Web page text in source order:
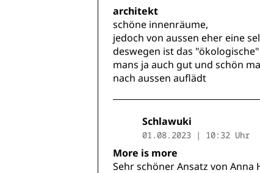
architekt
schöne innenräume,
jedoch von aussen eher eine
deswegen ist das
mans ja auch gut und schön
nach aussen auflädt
Schlawuki
01.08.2023 | 10:32 Uhr
More is more
Sehr schöner Ansatz von